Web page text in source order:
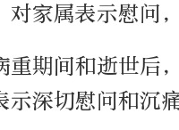
对家属表示慰问
重期间和逝世后
示深切慰问和沉痛